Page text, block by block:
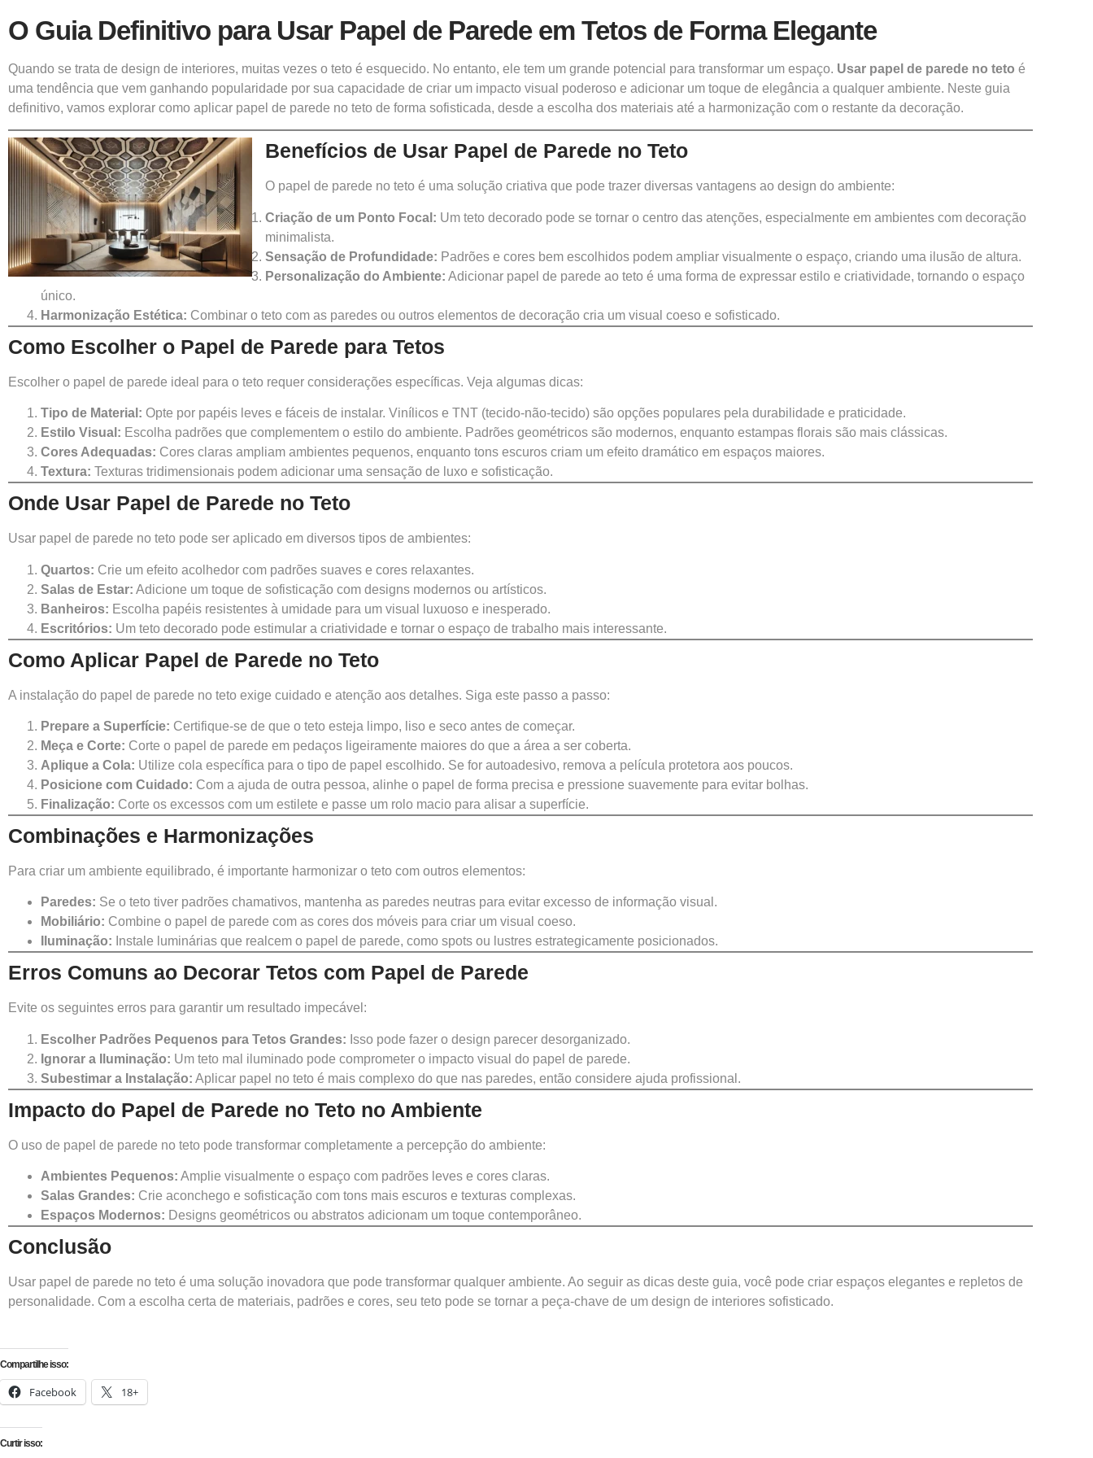
O Guia Definitivo para Usar Papel de Parede em Tetos de Forma Elegante
Quando se trata de design de interiores, muitas vezes o teto é esquecido. No entanto, ele tem um grande potencial para transformar um espaço. Usar papel de parede no teto é
uma tendência que vem ganhando popularidade por sua capacidade de criar um impacto visual poderoso e adicionar um toque de elegância a qualquer ambiente. Neste guia
definitivo, vamos explorar como aplicar papel de parede no teto de forma sofisticada, desde a escolha dos materiais até a harmonização com o restante da decoração.
Benefícios de Usar Papel de Parede no Teto
O papel de parede no teto é uma solução criativa que pode trazer diversas vantagens ao design do ambiente:
Criação de um Ponto Focal: Um teto decorado pode se tornar o centro das atenções, especialmente em ambientes com decoração
minimalista.
Sensação de Profundidade: Padrões e cores bem escolhidos podem ampliar visualmente o espaço, criando uma ilusão de altura.
Personalização do Ambiente: Adicionar papel de parede ao teto é uma forma de expressar estilo e criatividade, tornando o espaço
único.
Harmonização Estética: Combinar o teto com as paredes ou outros elementos de decoração cria um visual coeso e sofisticado.
Como Escolher o Papel de Parede para Tetos
Escolher o papel de parede ideal para o teto requer considerações específicas. Veja algumas dicas:
Tipo de Material: Opte por papéis leves e fáceis de instalar. Vinílicos e TNT (tecido-não-tecido) são opções populares pela durabilidade e praticidade.
Estilo Visual: Escolha padrões que complementem o estilo do ambiente. Padrões geométricos são modernos, enquanto estampas florais são mais clássicas.
Cores Adequadas: Cores claras ampliam ambientes pequenos, enquanto tons escuros criam um efeito dramático em espaços maiores.
Textura: Texturas tridimensionais podem adicionar uma sensação de luxo e sofisticação.
Onde Usar Papel de Parede no Teto
Usar papel de parede no teto pode ser aplicado em diversos tipos de ambientes:
Quartos: Crie um efeito acolhedor com padrões suaves e cores relaxantes.
Salas de Estar: Adicione um toque de sofisticação com designs modernos ou artísticos.
Banheiros: Escolha papéis resistentes à umidade para um visual luxuoso e inesperado.
Escritórios: Um teto decorado pode estimular a criatividade e tornar o espaço de trabalho mais interessante.
Como Aplicar Papel de Parede no Teto
A instalação do papel de parede no teto exige cuidado e atenção aos detalhes. Siga este passo a passo:
Prepare a Superfície: Certifique-se de que o teto esteja limpo, liso e seco antes de começar.
Meça e Corte: Corte o papel de parede em pedaços ligeiramente maiores do que a área a ser coberta.
Aplique a Cola: Utilize cola específica para o tipo de papel escolhido. Se for autoadesivo, remova a película protetora aos poucos.
Posicione com Cuidado: Com a ajuda de outra pessoa, alinhe o papel de forma precisa e pressione suavemente para evitar bolhas.
Finalização: Corte os excessos com um estilete e passe um rolo macio para alisar a superfície.
Combinações e Harmonizações
Para criar um ambiente equilibrado, é importante harmonizar o teto com outros elementos:
Paredes: Se o teto tiver padrões chamativos, mantenha as paredes neutras para evitar excesso de informação visual.
Mobiliário: Combine o papel de parede com as cores dos móveis para criar um visual coeso.
Iluminação: Instale luminárias que realcem o papel de parede, como spots ou lustres estrategicamente posicionados.
Erros Comuns ao Decorar Tetos com Papel de Parede
Evite os seguintes erros para garantir um resultado impecável:
Escolher Padrões Pequenos para Tetos Grandes: Isso pode fazer o design parecer desorganizado.
Ignorar a Iluminação: Um teto mal iluminado pode comprometer o impacto visual do papel de parede.
Subestimar a Instalação: Aplicar papel no teto é mais complexo do que nas paredes, então considere ajuda profissional.
Impacto do Papel de Parede no Teto no Ambiente
O uso de papel de parede no teto pode transformar completamente a percepção do ambiente:
Ambientes Pequenos: Amplie visualmente o espaço com padrões leves e cores claras.
Salas Grandes: Crie aconchego e sofisticação com tons mais escuros e texturas complexas.
Espaços Modernos: Designs geométricos ou abstratos adicionam um toque contemporâneo.
Conclusão
Usar papel de parede no teto é uma solução inovadora que pode transformar qualquer ambiente. Ao seguir as dicas deste guia, você pode criar espaços elegantes e repletos de
personalidade. Com a escolha certa de materiais, padrões e cores, seu teto pode se tornar a peça-chave de um design de interiores sofisticado.
Compartilhe isso:
Facebook 18+
Curtir isso: